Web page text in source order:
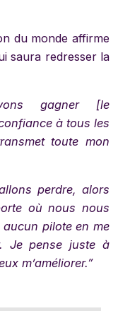
du monde affirme
saura redresser la
gagner [le
à tous les
toute mon
perdre, alors
où nous nous
pilote en me
Je pense juste à
m’améliorer.”